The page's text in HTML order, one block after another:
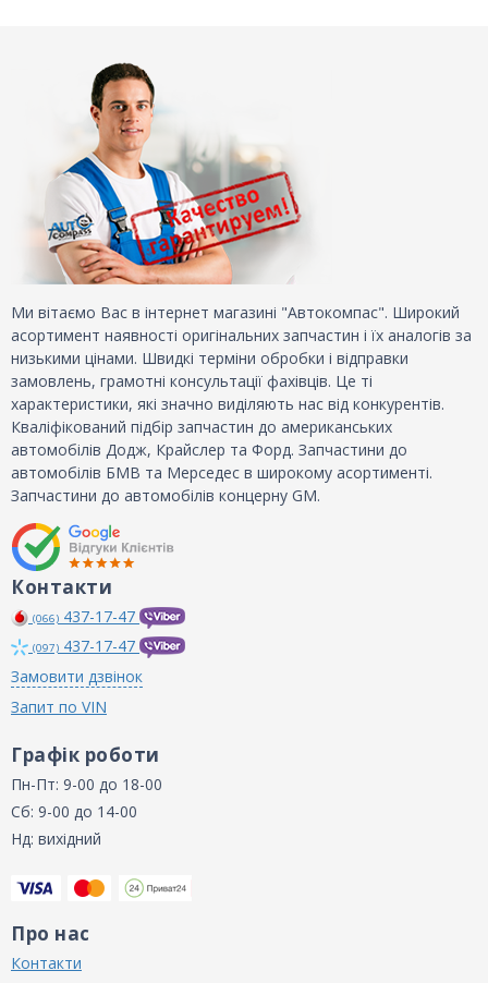
Ми вітаємо Вас в інтернет магазині "Автокомпас". Широкий
асортимент наявності оригінальних запчастин і їх аналогів за
низькими цінами. Швидкі терміни обробки і відправки
замовлень, грамотні консультації фахівців. Це ті
характеристики, які значно виділяють нас від конкурентів.
Кваліфікований підбір запчастин до американських
автомобілів Додж, Крайслер та Форд. Запчастини до
автомобілів БМВ та Мерседес в широкому асортименті.
Запчастини до автомобілів концерну GM.
Контакти
(066) 437-17-47
(097) 437-17-47
Замовити дзвінок
Запит по VIN
Графік роботи
Пн-Пт: 9-00 до 18-00
Сб: 9-00 до 14-00
Нд: вихідний
Про нас
Контакти